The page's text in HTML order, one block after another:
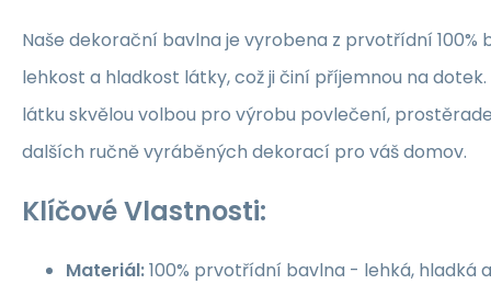
Naše dekorační bavlna je vyrobena z prvotřídní 100%
lehkost a hladkost látky, což ji činí příjemnou na
látku skvělou volbou pro výrobu povlečení,
dalších ručně vyráběných dekorací pro váš domov.
Klíčové Vlastnosti:
Materiál:100% prvotřídní bavlna - lehká, hladká